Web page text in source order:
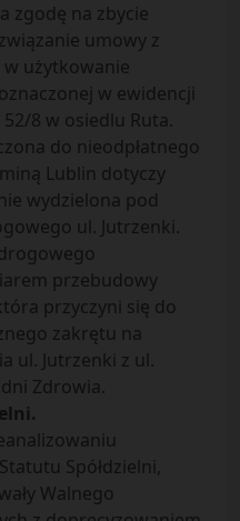
zgodę na zbycie
umowy z
użytkowanie
w ewidencji
8 w osiedlu Ruta.
do nieodpłatnego
Lublin dotyczy
wydzielona pod
ul. Jutrzenki.
przebudowy
przyczyni się do
zakrętu na
ul. Jutrzenki z ul.
Zdrowia.
Spółdzielni,
Walnego